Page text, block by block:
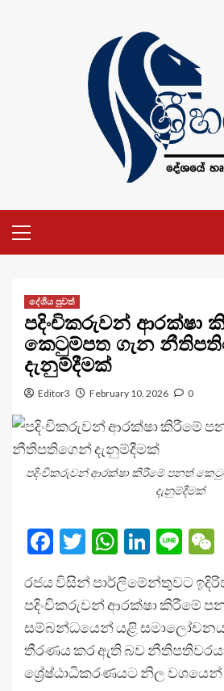
Menu
දේශීය පුවත්
පදිංචිකරුවන් ආරක්ෂා
කෙටුම්පත ගැන
දැනුම්දීමක්
Editor3 February 10, 2026 0
පදිංචිකරුවන් ආරක්ෂා කිරීමේ පනත්
දැනුම්දීමක්
Facebook
Twitter
WhatsApp
Line
රජය විසින් පාර්ලිමේන්තුවට
පදිංචිකරුවන් ආරක්ෂා කිරීමේ
සම්බන්ධයෙන් යළි
තීරණය කර ඇති බව
ශ්‍රේෂ්ඨාධිකරණයට නිල වශයෙන්